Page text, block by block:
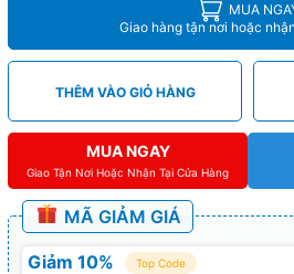
MUA
Giao hàng tận nơi hoặc
THÊM VÀO GIỎ HÀNG
MUA NGAY
Giao Tận Nơi Hoặc Nhận Tại Cửa Hàng
MÃ GIẢM GIÁ
Giảm 10% Top Code